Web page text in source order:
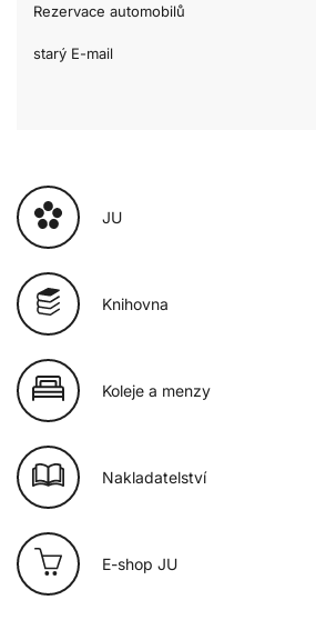
Rezervace automobilů
starý E-mail
JU
Knihovna
Koleje a menzy
Nakladatelství
E-shop JU